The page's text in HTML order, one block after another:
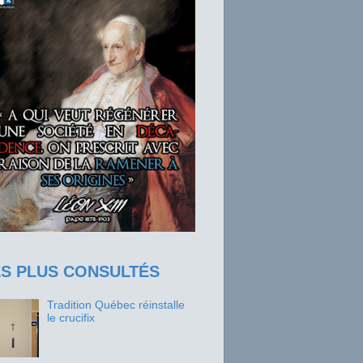
PLUS CONSULTÉS
Tradition Québec réinstalle
le crucifix